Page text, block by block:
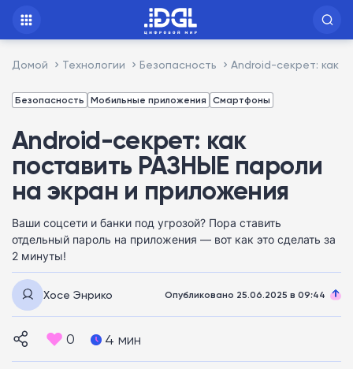
Домой Технологии Безопасность Android-секрет: как
Безопасность Мобильные приложения Смартфоны
Android-секрет: как
поставить РАЗНЫЕ пароли
на экран и приложения
Ваши соцсети и банки под угрозой? Пора ставить
отдельный пароль на приложения — вот как это сделать за
2 минуты!
Хосе Энрико Опубликовано 25.06.2025 в 09:44
0 4 мин